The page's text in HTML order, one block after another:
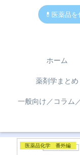
💊医薬品
ホーム
薬剤学まとめ
一般向け／コラム
医薬品化学 番外編